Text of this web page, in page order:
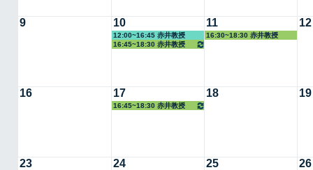
9 10
12:00~16:45 赤井教授
16:45~18:30 赤井教授
11
16:30~18:30 赤井教授
12
16 17
16:45~18:30 赤井教授
18 19
23 24 25 26